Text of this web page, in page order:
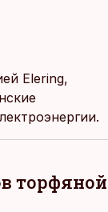
Elering,
торфяной